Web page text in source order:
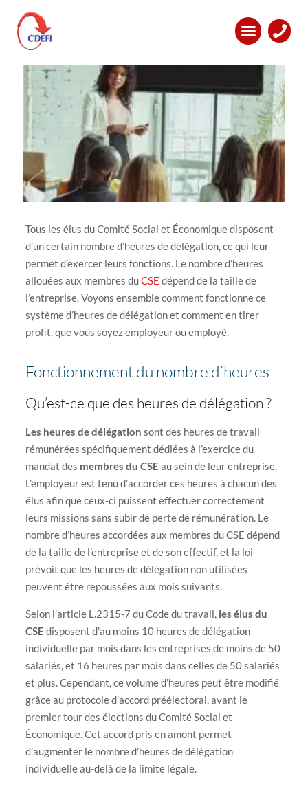
Les heures de délégation CSE
Tous les élus du Comité Social et Économique disposent
d’un certain nombre d’heures de délégation, ce qui leur
permet d’exercer leurs fonctions. Le nombre d’heures
allouées aux membres duCSE dépend de la taille de
l’entreprise. Voyons ensemble comment fonctionne ce
système d’heures de délégation et comment en tirer
profit, que vous soyez employeur ou employé.
Fonctionnement du nombre d’heures
Qu’est-ce que des heures de délégation ?
Les heures de délégation sont des heures de travail
rémunérées spécifiquement dédiées à l’exercice du
mandat des membres du CSE au sein de leur entreprise.
L’employeur est tenu d’accorder ces heures à chacun des
élus afin que ceux-ci puissent effectuer correctement
leurs missions sans subir de perte de rémunération. Le
nombre d’heures accordées aux membres du CSE dépend
de la taille de l’entreprise et de son effectif, et la loi
prévoit que les heures de délégation non utilisées
peuvent être repoussées aux mois suivants.
Selon l’article L.2315-7 du Code du travail, les élus du
CSE disposent d’au moins 10 heures de délégation
individuelle par mois dans les entreprises de moins de 50
salariés, et 16 heures par mois dans celles de 50 salariés
et plus. Cependant, ce volume d’heures peut être modifié
grâce au protocole d’accord préélectoral, avant le
premier tour des élections du Comité Social et
Économique. Cet accord pris en amont permet
d’augmenter le nombre d’heures de délégation
individuelle au-delà de la limite légale.